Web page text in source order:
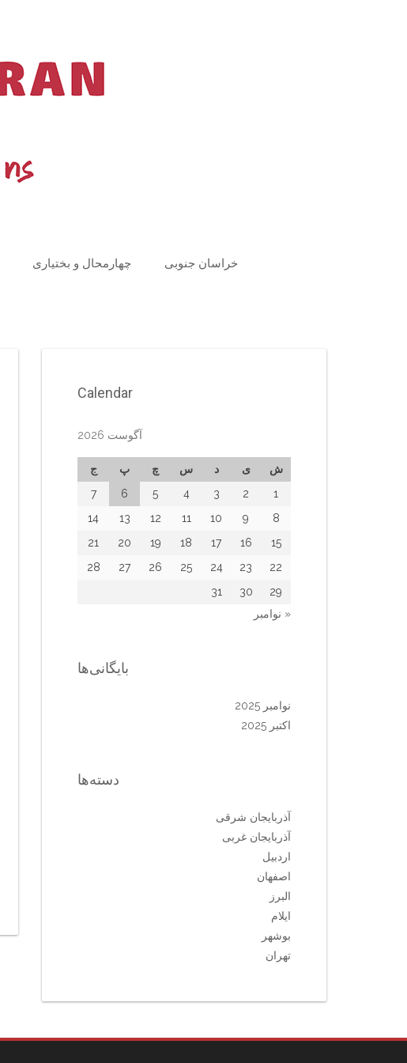
چهارمحال و بختیاری خراسان جنوبی
Calendar
آگوست 2026
ش ی د س چ پ
ج
1
2
3
4
5
6
7
8
9
10
11
12
13
14
15
16
17
18
19
20
21
22
23
24
25
26
27
28
29
30
31
« نوامبر
بایگانی‌ها
نوامبر 2025
اکتبر 2025
دسته‌ها
آذربایجان شرقی
آذربایجان غربی
اردبیل
اصفهان
البرز
ایلام
بوشهر
تهران